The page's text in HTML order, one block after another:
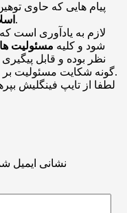
پیام هایی که حاوی
باشد منتشر نخواهد شد.
لازم به یادآوری
شود و کلیه مسئولیت
نظر بوده و قابل
گونه شکایت مسئولیت بر عهده شخص نظر دهنده خواهد بود.
لطفا از تایپ فینگلیش
نشانی ایمیل